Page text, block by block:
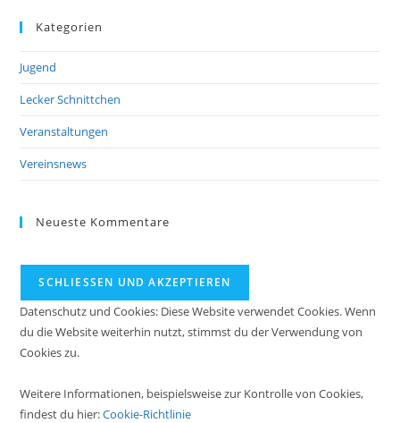
Kategorien
Jugend
Lecker Schnittchen
Veranstaltungen
Vereinsnews
Neueste Kommentare
Datenschutz und Cookies: Diese Website verwendet Cookies. Wenn
du die Website weiterhin nutzt, stimmst du der Verwendung von
Cookies zu.
Weitere Informationen, beispielsweise zur Kontrolle von Cookies,
findest du hier:Cookie-Richtlinie